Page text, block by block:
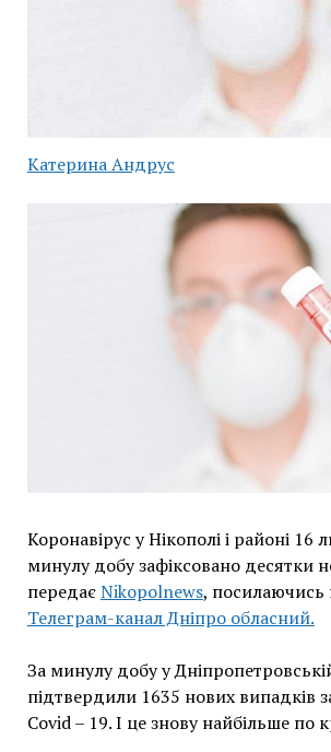
Катерина Андрус
Коронавірус у Нікополі і районі 16
минулу добу зафіксовано десятки
передаєNikopolnews, посилаючись
Телеграм-канал Дніпро обласний.
За минулу добу у
підтвердили 1635 нових випадків
Covid – 19. І це знову найбільше по